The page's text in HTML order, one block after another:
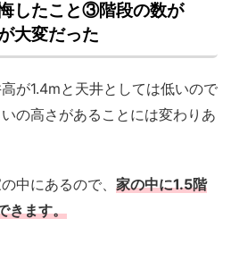
したこと③階段の数が
大変だった
が1.4mと天井としては低いので
の高さがあることには変わりあ
中にあるので、 家の中に1.5階
きます。